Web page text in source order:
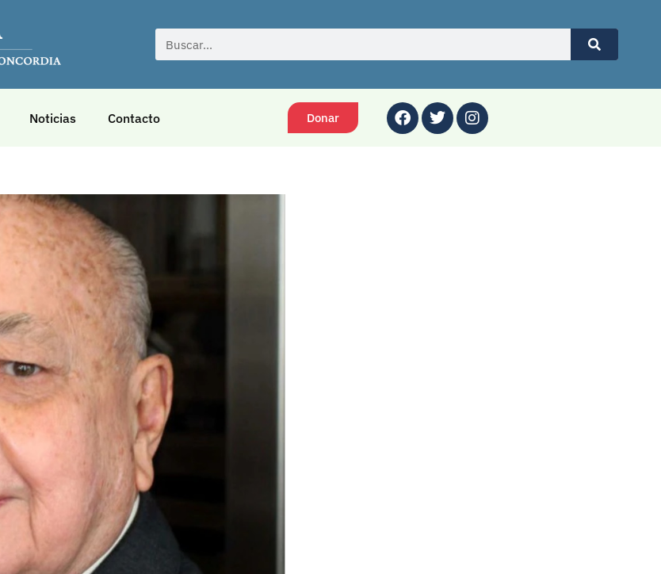
Noticias Contacto Donar